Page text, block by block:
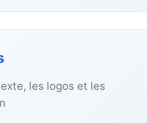
les logos et les